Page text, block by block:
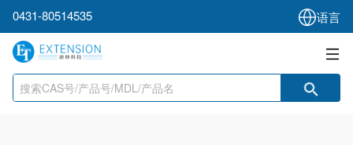
0431-80514535 语言